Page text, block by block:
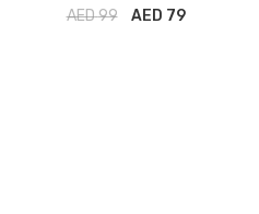
79 AED
99
AED